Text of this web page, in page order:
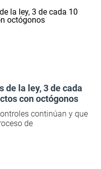
de la ley, 3 de cada
con octógonos
continúan y que
de